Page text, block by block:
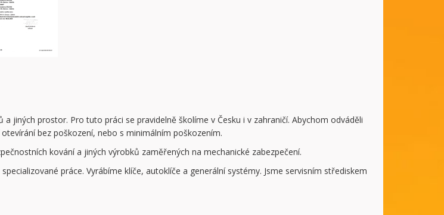
jiných prostor. Pro tuto práci se pravidelně školíme v Česku i v zahraničí. Abychom odváděli
bez poškození, nebo s minimálním poškozením.
kování a jiných výrobků zaměřených na mechanické zabezpečení.
práce. Vyrábíme klíče, autoklíče a generální systémy. Jsme servisním střediskem